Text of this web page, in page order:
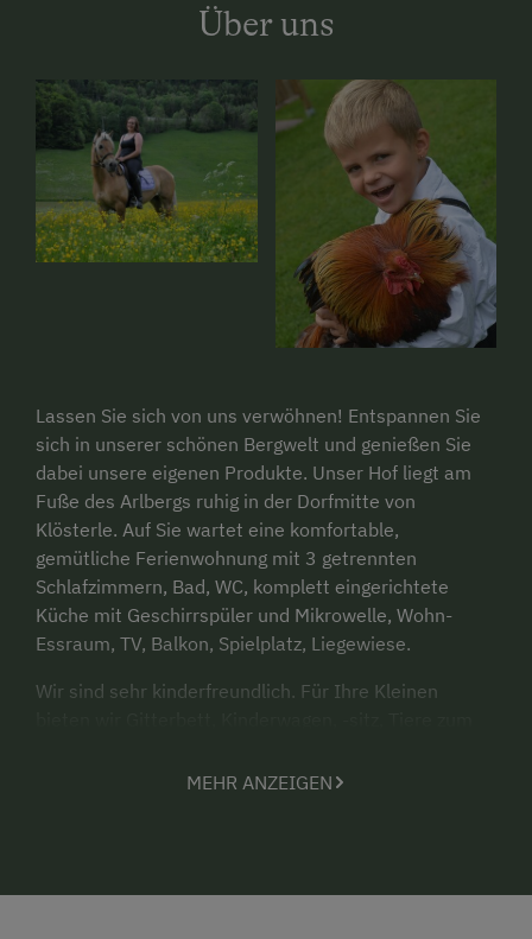
Über uns
Lassen Sie sich von uns verwöhnen! Entspannen Sie
sich in unserer schönen Bergwelt und genießen Sie
dabei unsere eigenen Produkte. Unser Hof liegt am
Fuße des Arlbergs ruhig in der Dorfmitte von
Klösterle. Auf Sie wartet eine komfortable,
gemütliche Ferienwohnung mit 3 getrennten
Schlafzimmern, Bad, WC, komplett eingerichtete
Küche mit Geschirrspüler und Mikrowelle, Wohn-
Essraum, TV, Balkon, Spielplatz, Liegewiese.
Wir sind sehr kinderfreundlich. Für Ihre Kleinen
Reitmöglichkeit auf unseren Pferden. Viele große und
das Lebensmittelgeschäft, die Bäckerei,
MEHR ANZEIGEN